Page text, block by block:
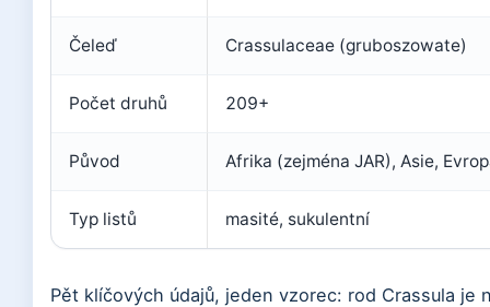
Čeleď Crassulaceae (gruboszowate)
Počet druhů 209+
Původ Afrika (zejména JAR), Asie,
Typ listů masité, sukulentní
Pět klíčových údajů, jeden vzorec: rod Crassula je